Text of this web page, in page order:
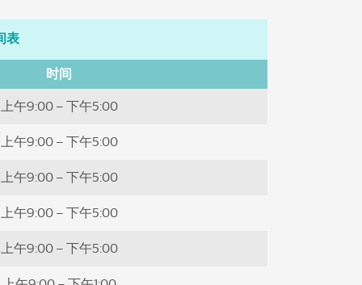
表
时间
上午9:00 – 下午5:00
上午9:00 – 下午5:00
上午9:00 – 下午5:00
上午9:00 – 下午5:00
上午9:00 – 下午5:00